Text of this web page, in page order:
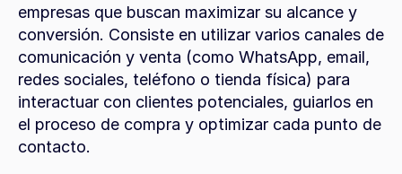
empresas que buscan maximizar su alcance y
conversión. Consiste en utilizar varios canales de
comunicación y venta (como WhatsApp, email,
redes sociales, teléfono o tienda física) para
interactuar con clientes potenciales, guiarlos en
el proceso de compra y optimizar cada punto de
contacto.